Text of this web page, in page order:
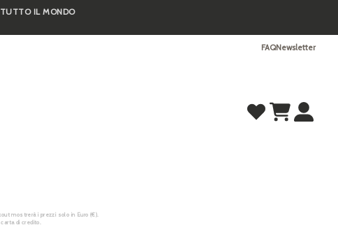
IL MONDO
FAQNewsletter
mostrerà i prezzi solo in Euro (€).
di credito.